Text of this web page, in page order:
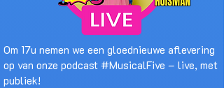
Om 17u nemen we een gloednieuwe aflevering
op van onze podcast #MusicalFive – live, met
publiek!